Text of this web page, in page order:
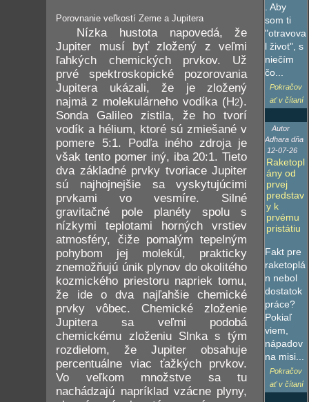
Porovnanie veľkostí Zeme a Jupitera
Nízka hustota napovedá, že
Jupiter musí byť zložený z veľmi
ľahkých chemických prvkov. Už
prvé spektroskopické pozorovania
Jupitera ukázali, že je zložený
najmä z molekulárneho vodíka (H2).
Sonda Galileo zistila, že ho tvorí
vodík a hélium, ktoré sú zmiešané v
pomere 5:1. Podľa iného zdroja je
však tento pomer iný, iba 20:1. Tieto
dva základné prvky tvoriace Jupiter
sú najhojnejšie sa vyskytujúcimi
prvkami vo vesmíre. Silné
gravitačné pole planéty spolu s
nízkymi teplotami horných vrstiev
atmosféry, čiže pomalým tepelným
pohybom jej molekúl, prakticky
znemožňujú únik plynov do okolitého
kozmického priestoru napriek tomu,
že ide o dva najľahšie chemické
prvky vôbec. Chemické zloženie
Jupitera sa veľmi podobá
chemickému zloženiu Slnka s tým
rozdielom, že Jupiter obsahuje
percentuálne viac ťažkých prvkov.
Vo veľkom množstve sa tu
nachádzajú napríklad vzácne plyny,
. Aby
som ti
"otravova
l život", s
niečím
čo...
Pokračov
ať v čítaní
Autor
Adhara dňa
12-07-26
Raketopl
ány od
prvej
predstav
y k
prvému
pristátiu
Fakt pre
raketoplá
n nebol
dostatok
práce?
Pokiaľ
viem,
nápadov
na misi...
Pokračov
ať v čítaní